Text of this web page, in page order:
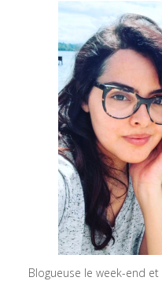
Blogueuse le week-end